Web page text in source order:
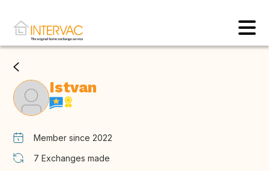
Istvan
Member since 2022
7 Exchanges made